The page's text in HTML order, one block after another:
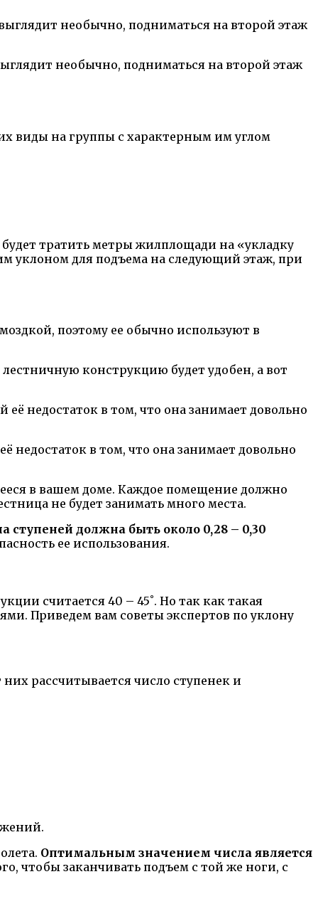
необычно, подниматься на второй этаж
виды на группы с характерным им углом
тратить метры жилплощади на «укладку
уклоном для подъема на следующий этаж, при
поэтому ее обычно используют в
конструкцию будет удобен, а вот
в том, что она занимает довольно
в вашем доме. Каждое помещение должно
не будет занимать много места.
ступеней должна быть около 0,28 – 0,30
ее использования.
считается 40 – 45˚. Но так как такая
Приведем вам советы экспертов по уклону
рассчитывается число ступенек и
Оптимальным значением числа является
чтобы заканчивать подъем с той же ноги, с